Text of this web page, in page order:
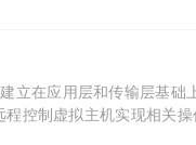
立在应用层和传输层基础
控制虚拟主机实现相关操